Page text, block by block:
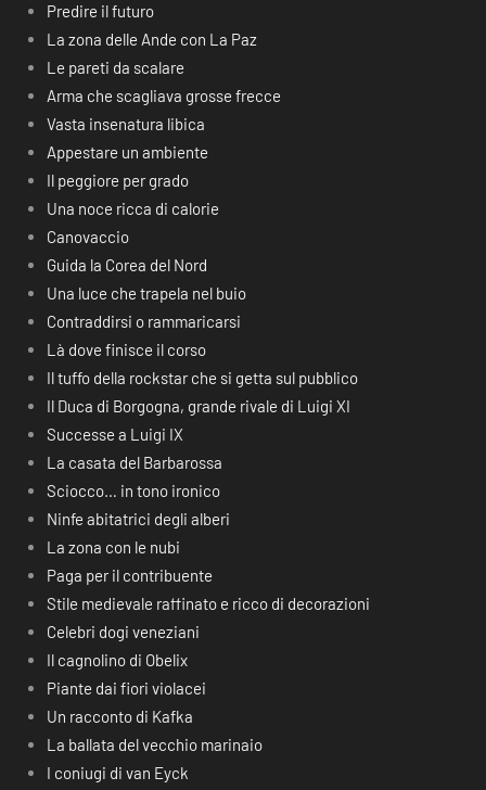
Predire il futuro
La zona delle Ande con La Paz
Le pareti da scalare
Arma che scagliava grosse frecce
Vasta insenatura libica
Appestare un ambiente
Il peggiore per grado
Una noce ricca di calorie
Canovaccio
Guida la Corea del Nord
Una luce che trapela nel buio
Contraddirsi o rammaricarsi
Là dove finisce il corso
Il tuffo della rockstar che si getta sul pubblico
Il Duca di Borgogna, grande rivale di Luigi XI
Successe a Luigi IX
La casata del Barbarossa
Sciocco… in tono ironico
Ninfe abitatrici degli alberi
La zona con le nubi
Paga per il contribuente
Stile medievale raffinato e ricco di decorazioni
Celebri dogi veneziani
Il cagnolino di Obelix
Piante dai fiori violacei
Un racconto di Kafka
La ballata del vecchio marinaio
I coniugi di van Eyck